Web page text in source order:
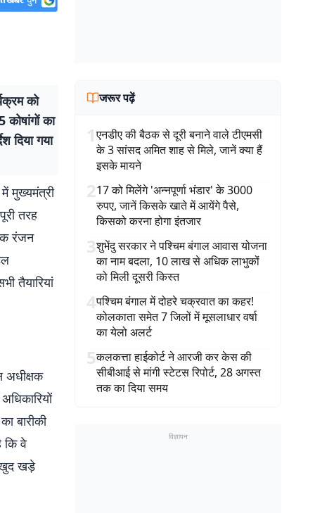
को
का
दिया गया
मुख्यमंत्री
तरह
रंजन
तैयारियां
अधीक्षक
बारीकी
कि वे
खुद खड़े
जरूर पढ़ें
1एनडीए की बैठक से दूरी बनाने वाले टीएमसी
के 3 सांसद अमित शाह से मिले, जानें क्या हैं
इसके मायने
217 को मिलेंगे 'अन्नपूर्णा भंडार' के 3000
रुपए, जानें किसके खाते में आयेंगे पैसे,
किसको करना होगा इंतजार
3शुभेंदु सरकार ने पश्चिम बंगाल आवास योजना
का नाम बदला, 10 लाख से अधिक लाभुकों
को मिली दूसरी किस्त
4पश्चिम बंगाल में दोहरे चक्रवात का कहर!
कोलकाता समेत 7 जिलों में मूसलाधार वर्षा
का येलो अलर्ट
5कलकत्ता हाईकोर्ट ने आरजी कर केस की
सीबीआई से मांगी स्टेटस रिपोर्ट, 28 अगस्त
तक का दिया समय
विज्ञापन